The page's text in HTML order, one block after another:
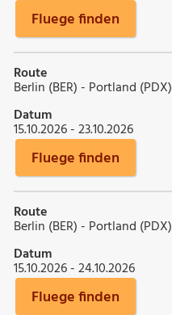
Fluege finden
Route
Berlin (BER) - Portland (PDX)
Datum
15.10.2026 - 23.10.2026
Fluege finden
Route
Berlin (BER) - Portland (PDX)
Datum
15.10.2026 - 24.10.2026
Fluege finden